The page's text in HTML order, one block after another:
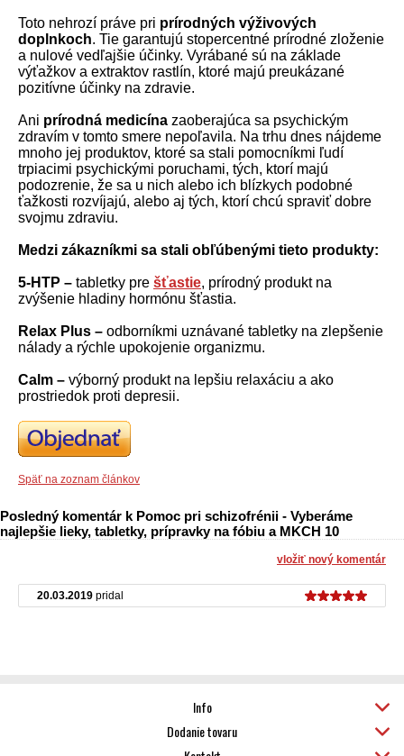
Toto nehrozí práve pri prírodných výživových
doplnkoch. Tie garantujú stopercentné prírodné zloženie
a nulové vedľajšie účinky. Vyrábané sú na základe
výťažkov a extraktov rastlín, ktoré majú preukázané
pozitívne účinky na zdravie.
Ani prírodná medicína zaoberajúca sa psychickým
zdravím v tomto smere nepoľavila. Na trhu dnes nájdeme
mnoho jej produktov, ktoré sa stali pomocníkmi ľudí
trpiacimi psychickými poruchami, tých, ktorí majú
podozrenie, že sa u nich alebo ich blízkych podobné
ťažkosti rozvíjajú, alebo aj tých, ktorí chcú spraviť dobre
svojmu zdraviu.
Medzi zákazníkmi sa stali obľúbenými tieto produkty:
5-HTP – tabletky pre šťastie, prírodný produkt na
zvýšenie hladiny hormónu šťastia.
Relax Plus – odborníkmi uznávané tabletky na zlepšenie
nálady a rýchle upokojenie organizmu.
Calm – výborný produkt na lepšiu relaxáciu a ako
prostriedok proti depresii.
Späť na zoznam článkov
Posledný komentár k Pomoc pri schizofrénii - Vyberáme
najlepšie lieky, tabletky, prípravky na fóbiu a MKCH 10
vložiť nový komentár
20.03.2019 pridal
Info
Dodanie tovaru